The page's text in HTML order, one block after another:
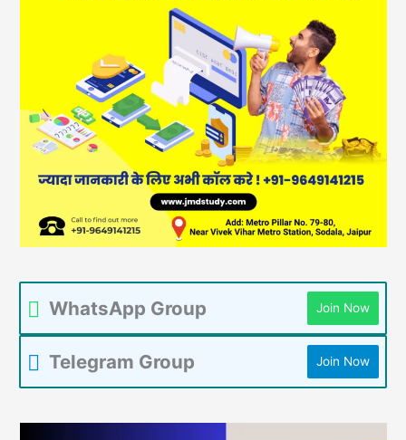
WhatsApp Group Join Now
Telegram Group Join Now